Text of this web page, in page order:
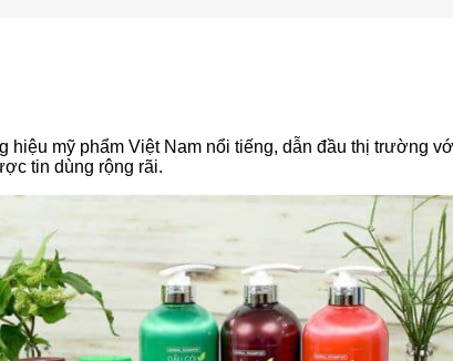
hiệu mỹ phẩm Việt Nam nổi tiếng, dẫn đầu thị trường
tin dùng rộng rãi.